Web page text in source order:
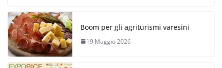
Boom per gli agriturismi varesini
19 Maggio 2026